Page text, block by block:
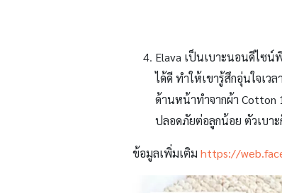
Elava เป็นเบาะนอนดีไซน์
ได้ดี ทำให้เขารู้สึกอุ่นใจเ
ด้านหน้าทำจากผ้า Cotton
ปลอดภัยต่อลูกน้อย ตัวเบาะ
ข้อมูลเพิ่มเติม https://